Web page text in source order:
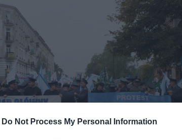
Do Not Process My Personal Information